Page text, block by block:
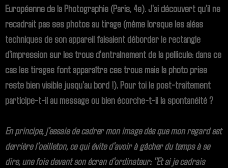
Européenne de la Photographie (Paris, 4e). J'ai découvert qu'il ne
recadrait pas ses photos au tirage (même lorsque les aléas
techniques de son appareil faisaient déborder le rectangle
d'impression sur les trous d'entraînement de la pellicule: dans ce
cas les tirages font apparaître ces trous mais la photo prise
reste bien visible jusqu'au bord !). Pour toi le post-traitement
participe-t-il au message ou bien écorche-t-il la spontanéité ?
En principe, j'essaie de cadrer mon image dés que mon regard est
derrière l'oeilleton, ce qui évite d'avoir à gâcher du temps à se
dire, une fois devant son écran d'ordinateur: "Et si je cadrais